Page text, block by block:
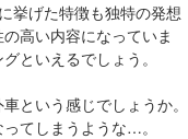
挙げた特徴も独特の発想
高い内容になっていま
といえるでしょう。
という感じでしょうか。
てしまうような…。